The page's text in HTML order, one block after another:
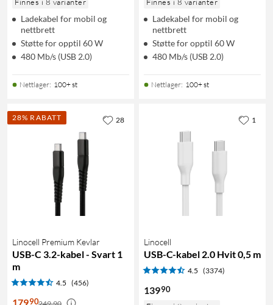
Ladekabel for mobil og
nettbrett
Støtte for opptil 60 W
480 Mb/s (USB 2.0)
Nettlager: 100+ st
Ladekabel for mobil og
nettbrett
Støtte for opptil 60 W
480 Mb/s (USB 2.0)
Nettlager: 100+ st
28% RABATT
Linocell Premium Kevlar
USB-C 3.2-kabel - Svart 1
m
4.5 (456)
17990
28
Linocell
USB-C-kabel 2.0 Hvit 0,5 m
4.5 (3374)
13990
1